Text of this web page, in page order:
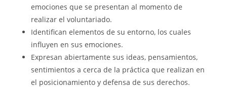
emociones que se presentan al momento de
realizar el voluntariado.
Identifican elementos de su entorno, los cuales
influyen en sus emociones.
Expresan abiertamente sus ideas, pensamientos,
sentimientos a cerca de la práctica que realizan en
el posicionamiento y defensa de sus derechos.